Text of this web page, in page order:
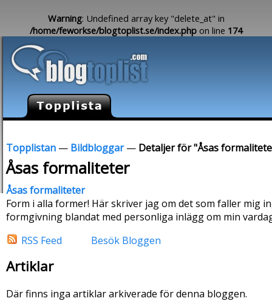
Warning: Undefined array key "delete_at" in
/home/feworkse/blogtoplist.se/index.php on line 174
Topplistan — Bildbloggar— Detaljer för "Åsas
Åsas formaliteter
Åsas formaliteter
Form i alla former! Här skriver jag om det som faller mig
formgivning blandat med personliga inlägg om min
RSS Feed
Besök Bloggen
Artiklar
Där finns inga artiklar arkiverade för denna bloggen.